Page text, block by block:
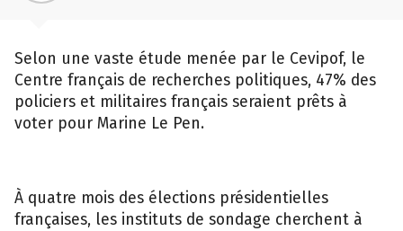
Selon une vaste étude menée par le Cevipof, le
Centre français de recherches politiques, 47% des
policiers et militaires français seraient prêts à
voter pour Marine Le Pen.
À quatre mois des élections présidentielles
françaises, les instituts de sondage cherchent à